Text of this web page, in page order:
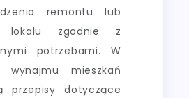
remontu lub
lokalu zgodnie z
potrzebami. W
wynajmu mieszkań
przepisy dotyczące